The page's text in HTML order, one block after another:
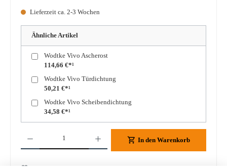
Lieferzeit ca. 2-3 Wochen
Ähnliche Artikel
Wodtke Vivo Ascherost
114,66 €*¹
Wodtke Vivo Türdichtung
50,21 €*¹
Wodtke Vivo Scheibendichtung
34,58 €*¹
In den Warenkorb